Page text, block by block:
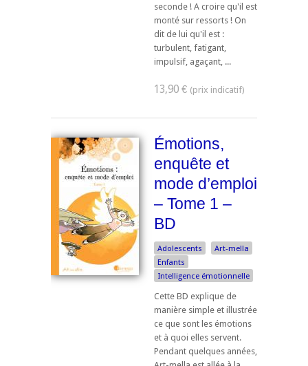
seconde ! A croire qu'il est
monté sur ressorts ! On
dit de lui qu'il est :
turbulent, fatigant,
impulsif, agaçant, ...
13,90 €
Émotions,
enquête et
mode d’emploi
– Tome 1 –
BD
Adolescents
Art-­mella
Enfants
Intelligence émotionnelle
Cette BD explique de
manière simple et illustrée
ce que sont les émotions
et à quoi elles servent.
Pendant quelques années,